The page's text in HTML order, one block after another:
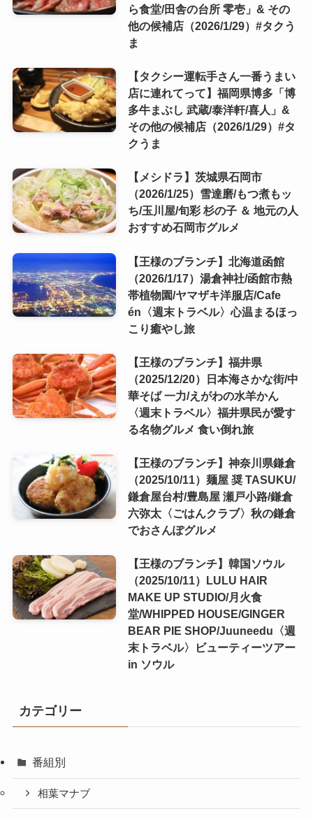
ら食堂/田舎の台所 零壱」& その
他の候補店（2026/1/29）#タクう
ま
【タクシー運転手さん一番うまい
店に連れてって】福岡県博多「博
多牛まぶし 武蔵/泰洋軒/喜人」&
その他の候補店（2026/1/29）#タ
クうま
【メシドラ】茨城県石岡市
（2026/1/25）雪達磨/もつ煮もッ
ち/玉川屋/旬彩 杉の子 ＆ 地元の人
おすすめ石岡市グルメ
【王様のブランチ】北海道函館
（2026/1/17）湯倉神社/函館市熱
帯植物園/ヤマザキ洋服店/Cafe
én〈週末トラベル〉心温まるほっ
こり癒やし旅
【王様のブランチ】福井県
（2025/12/20）日本海さかな街/中
華そば 一力/えがわの水羊かん
〈週末トラベル〉福井県民が愛す
る名物グルメ 食い倒れ旅
【王様のブランチ】神奈川県鎌倉
（2025/10/11）麺屋 奨 TASUKU/
鎌倉屋台村/豊島屋 瀬戸小路/鎌倉
六弥太〈ごはんクラブ〉秋の鎌倉
でおさんぽグルメ
【王様のブランチ】韓国ソウル
（2025/10/11）LULU HAIR
MAKE UP STUDIO/月火食
堂/WHIPPED HOUSE/GINGER
BEAR PIE SHOP/Juuneedu〈週
末トラベル〉ビューティーツアー
in ソウル
カテゴリー
番組別
相葉マナブ